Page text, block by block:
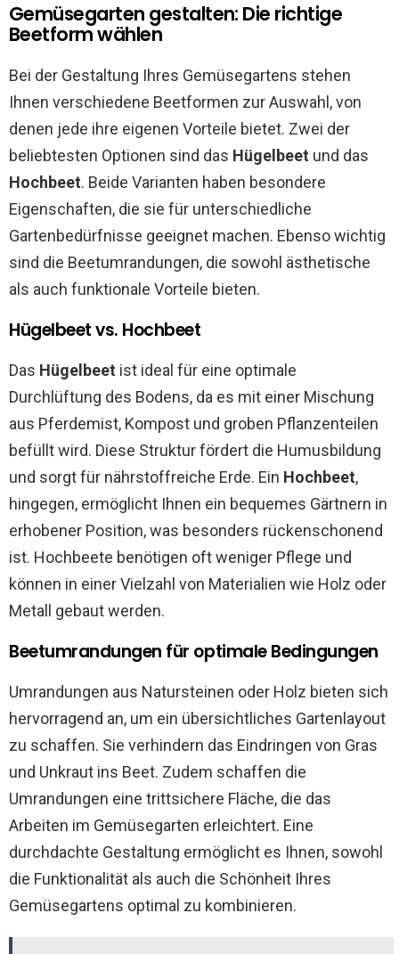
Gemüsegarten gestalten: Die richtige
Beetform wählen
Bei der Gestaltung Ihres Gemüsegartens stehen
Ihnen verschiedene Beetformen zur Auswahl, von
denen jede ihre eigenen Vorteile bietet. Zwei der
beliebtesten Optionen sind das Hügelbeet und das
Hochbeet. Beide Varianten haben besondere
Eigenschaften, die sie für unterschiedliche
Gartenbedürfnisse geeignet machen. Ebenso wichtig
sind die Beetumrandungen, die sowohl ästhetische
als auch funktionale Vorteile bieten.
Hügelbeet vs. Hochbeet
Das Hügelbeet ist ideal für eine optimale
Durchlüftung des Bodens, da es mit einer Mischung
aus Pferdemist, Kompost und groben Pflanzenteilen
befüllt wird. Diese Struktur fördert die Humusbildung
und sorgt für nährstoffreiche Erde. Ein Hochbeet,
hingegen, ermöglicht Ihnen ein bequemes Gärtnern in
erhobener Position, was besonders rückenschonend
ist. Hochbeete benötigen oft weniger Pflege und
können in einer Vielzahl von Materialien wie Holz oder
Metall gebaut werden.
Beetumrandungen für optimale Bedingungen
Umrandungen aus Natursteinen oder Holz bieten sich
hervorragend an, um ein übersichtliches Gartenlayout
zu schaffen. Sie verhindern das Eindringen von Gras
und Unkraut ins Beet. Zudem schaffen die
Umrandungen eine trittsichere Fläche, die das
Arbeiten im Gemüsegarten erleichtert. Eine
durchdachte Gestaltung ermöglicht es Ihnen, sowohl
die Funktionalität als auch die Schönheit Ihres
Gemüsegartens optimal zu kombinieren.